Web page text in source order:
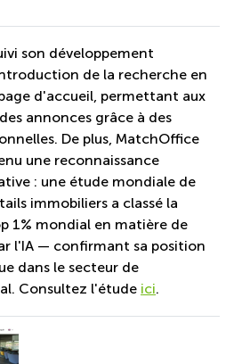
son développement
de la recherche en
d'accueil, permettant aux
annonces grâce à des
De plus, MatchOffice
une reconnaissance
: une étude mondiale de
immobiliers a classé la
1% mondial en matière de
l'IA — confirmant sa position
dans le secteur de
Consultez l'étude ici.